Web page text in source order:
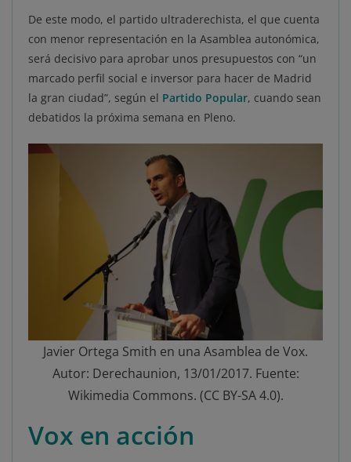
De este modo, el partido ultraderechista, el que cuenta
con menor representación en la Asamblea autonómica,
será decisivo para aprobar unos presupuestos con “un
marcado perfil social e inversor para hacer de Madrid
la gran ciudad”, según el Partido Popular, cuando sean
debatidos la próxima semana en Pleno.
Javier Ortega Smith en una Asamblea de Vox.
Autor: Derechaunion, 13/01/2017. Fuente:
Wikimedia Commons. (CC BY-SA 4.0).
Vox en acción